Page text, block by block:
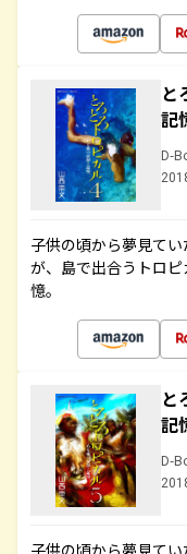
と
記
D-
子供の頃から夢見て
が、島で出合うトロ
憶。
と
記
D-
子供の頃から夢見て